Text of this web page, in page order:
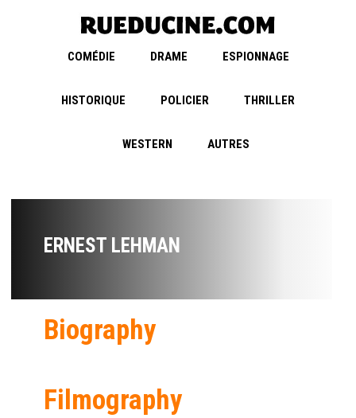
COMÉDIE DRAME ESPIONNAGE
HISTORIQUE POLICIER THRILLER
WESTERN AUTRES
ERNEST LEHMAN
Biography
Filmography